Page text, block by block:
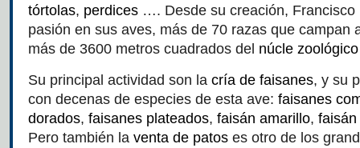
tórtolas, perdices …. Desde su creación, Francisco
pasión en sus aves, más de 70 razas que campan
más de 3600 metros cuadrados del núcle
Su principal actividad son la cría de faisanes, y su
con decenas de especies de esta ave: faisanes
dorados, faisanes plateados, faisán amarillo,
Pero también la venta de patos es otro de los